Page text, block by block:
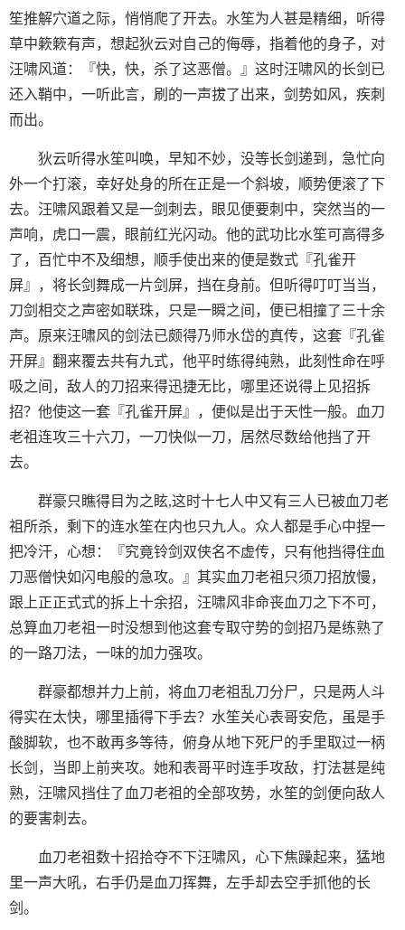
笙推解穴道之际，悄悄爬了开去。水笙为人甚是精细，听得
草中簌簌有声，想起狄云对自己的侮辱，指着他的身子，对
汪啸风道：『快，快，杀了这恶僧。』这时汪啸风的长剑已
还入鞘中，一听此言，刷的一声拔了出来，剑势如风，疾刺
而出。
狄云听得水笙叫唤，早知不妙，没等长剑递到，急忙向
外一个打滚，幸好处身的所在正是一个斜坡，顺势便滚了下
去。汪啸风跟着又是一剑刺去，眼见便要刺中，突然当的一
声响，虎口一震，眼前红光闪动。他的武功比水笙可高得多
了，百忙中不及细想，顺手使出来的便是数式『孔雀开
屏』，将长剑舞成一片剑屏，挡在身前。但听得叮叮当当，
刀剑相交之声密如联珠，只是一瞬之间，便已相撞了三十余
声。原来汪啸风的剑法已颇得乃师水岱的真传，这套『孔雀
开屏』翻来覆去共有九式，他平时练得纯熟，此刻性命在呼
吸之间，敌人的刀招来得迅捷无比，哪里还说得上见招拆
招？他使这一套『孔雀开屏』，便似是出于天性一般。血刀
老祖连攻三十六刀，一刀快似一刀，居然尽数给他挡了开
去。
群豪只瞧得目为之眩,这时十七人中又有三人已被血刀老
祖所杀，剩下的连水笙在内也只九人。众人都是手心中捏一
把冷汗，心想：『究竟铃剑双侠名不虚传，只有他挡得住血
刀恶僧快如闪电般的急攻。』其实血刀老祖只须刀招放慢，
跟上正正式式的拆上十余招，汪啸风非命丧血刀之下不可，
总算血刀老祖一时没想到他这套专取守势的剑招乃是练熟了
的一路刀法，一味的加力强攻。
群豪都想并力上前，将血刀老祖乱刀分尸，只是两人斗
得实在太快，哪里插得下手去？水笙关心表哥安危，虽是手
酸脚软，也不敢再多等待，俯身从地下死尸的手里取过一柄
长剑，当即上前夹攻。她和表哥平时连手攻敌，打法甚是纯
熟，汪啸风挡住了血刀老祖的全部攻势，水笙的剑便向敌人
的要害刺去。
血刀老祖数十招拾夺不下汪啸风，心下焦躁起来，猛地
里一声大吼，右手仍是血刀挥舞，左手却去空手抓他的长
剑。